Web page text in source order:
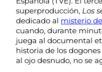
superproducción, Los
dedicado al misterio
cuando, durante
juega al documental
historia de los
al ojo desnudo, no se